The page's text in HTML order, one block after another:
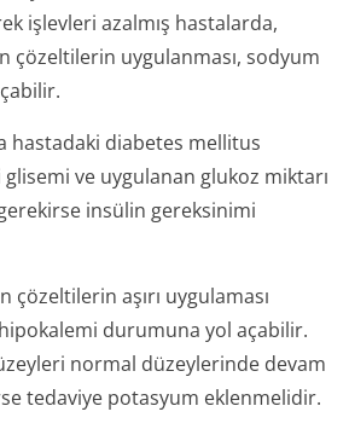
işlevleri azalmış hastalarda,
çözeltilerin uygulanması, sodyum
hastadaki diabetes mellitus
ve uygulanan glukoz miktarı
insülin gereksinimi
çözeltilerin aşırı uygulaması
durumuna yol açabilir.
normal düzeylerinde devam
tedaviye potasyum eklenmelidir.